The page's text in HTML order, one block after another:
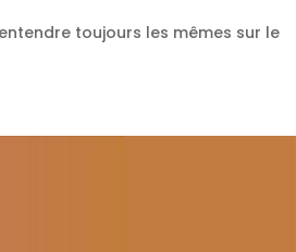
toujours les mêmes sur le